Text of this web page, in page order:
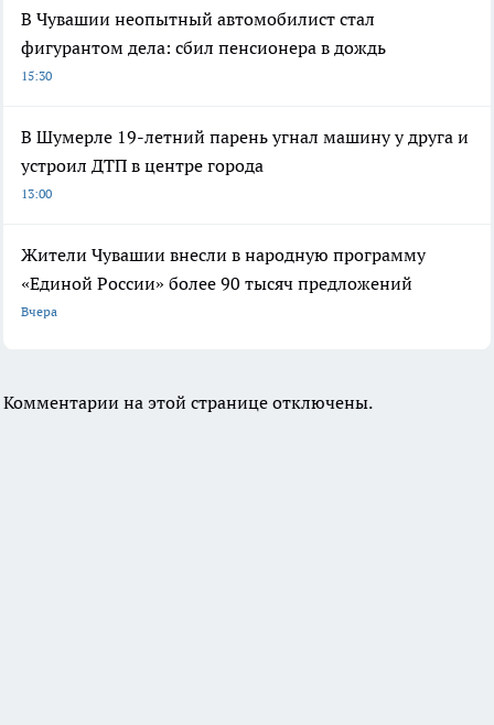
В Чувашии неопытный автомобилист стал
фигурантом дела: сбил пенсионера в дождь
15:30
В Шумерле 19-летний парень угнал машину у друга и
устроил ДТП в центре города
13:00
Жители Чувашии внесли в народную программу
«Единой России» более 90 тысяч предложений
Вчера
Комментарии на этой странице отключены.